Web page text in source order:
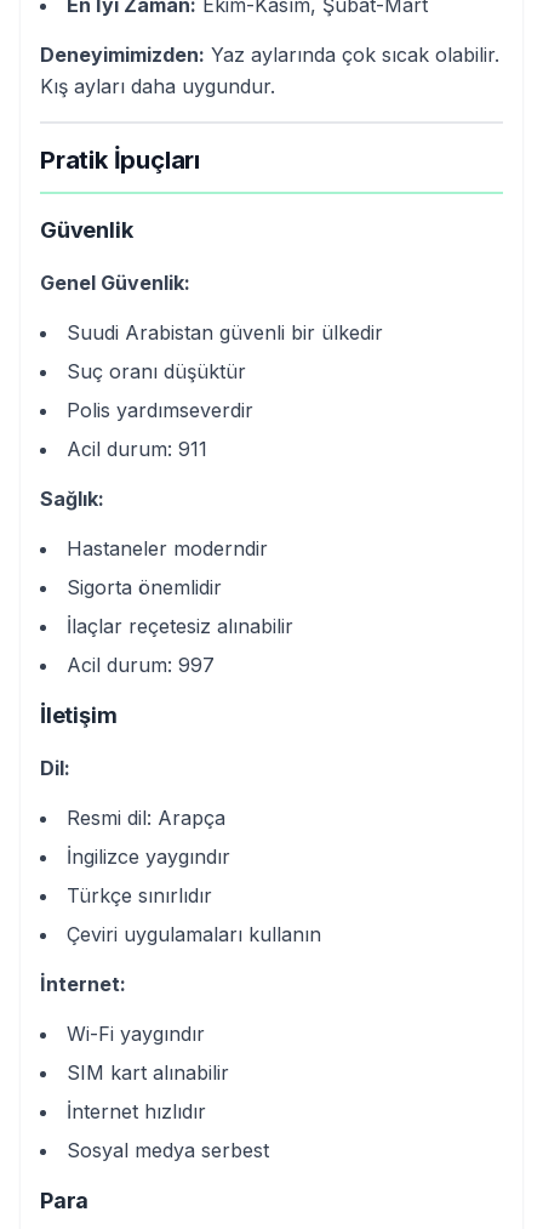
Deneyimimizden: Yaz aylarında çok sıcak olabilir.
Kış ayları daha uygundur.
Pratik İpuçları
Güvenlik
Genel Güvenlik:
Suudi Arabistan güvenli bir ülkedir
Suç oranı düşüktür
Polis yardımseverdir
Acil durum: 911
Sağlık:
Hastaneler moderndir
Sigorta önemlidir
İlaçlar reçetesiz alınabilir
Acil durum: 997
İletişim
Dil:
Resmi dil: Arapça
İngilizce yaygındır
Türkçe sınırlıdır
Çeviri uygulamaları kullanın
İnternet:
Wi-Fi yaygındır
SIM kart alınabilir
İnternet hızlıdır
Sosyal medya serbest
Para